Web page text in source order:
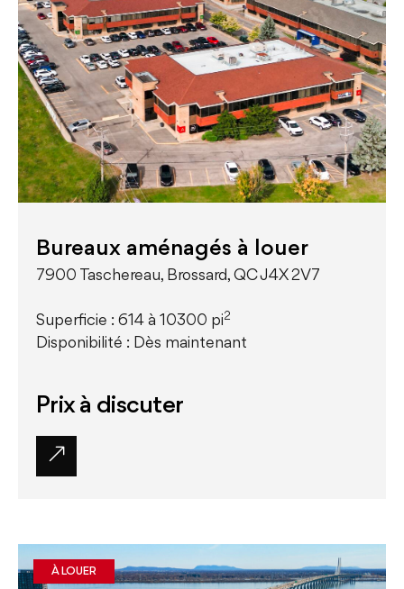
Bureaux aménagés à louer
7900 Taschereau, Brossard, QC J4X 2V7
Superficie : 614 à 10300 pi2
Disponibilité : Dès maintenant
Prix à discuter
À LOUER